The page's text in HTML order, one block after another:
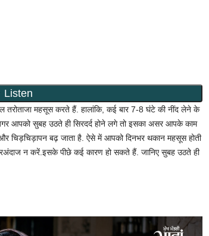
महसूस करते हैं. हालांकि, कई बार 7-8 घंटे की नींद लेने के
आपको सुबह उठते ही सिरदर्द होने लगे तो इसका असर आपके काम
चिड़चिड़ापन बढ़ जाता है. ऐसे में आपको दिनभर थकान महसूस होती
न करें.इसके पीछे कई कारण हो सकते हैं. जानिए सुबह उठते ही